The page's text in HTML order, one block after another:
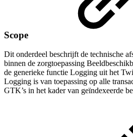
Scope
Dit onderdeel beschrijft de technische
binnen de zorgtoepassing
de generieke functie Logging uit het
Logging is van toepassing op alle
GTK’s in het kader van geïndexeerde